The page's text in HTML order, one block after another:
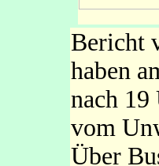
Bericht
haben
nach
vom
Über